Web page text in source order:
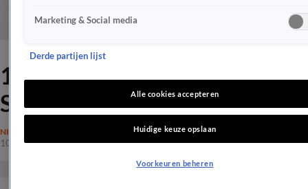
10 februari 2017 -
Shownieuws - Vroege Editie
NIEUWS
10 feb 2017, 18:15
Marketing & Social media
Derde partijen lijst
Alle cookies accepteren
Huidige keuze opslaan
Voorkeuren beheren